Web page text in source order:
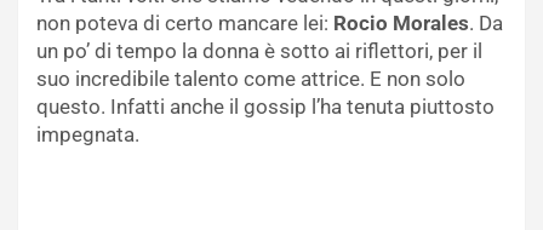
non poteva di certo mancare lei: Rocio Morales. Da
un po’ di tempo la donna è sotto ai riflettori, per il
suo incredibile talento come attrice. E non solo
questo. Infatti anche il gossip l’ha tenuta piuttosto
impegnata.